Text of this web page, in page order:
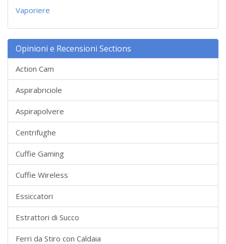
Vaporiere
Opinioni e Recensioni Sections
Action Cam
Aspirabriciole
Aspirapolvere
Centrifughe
Cuffie Gaming
Cuffie Wireless
Essiccatori
Estrattori di Succo
Ferri da Stiro con Caldaia